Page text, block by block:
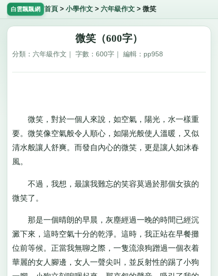
白雲飄飄網 首頁 > 小學作文> 六年級作文> 微笑
微笑（600字）
分類：六年級作文｜ 字數：600字｜ 編輯：pp958
微笑，對於一個人來說，如空氣，陽光，水一樣重
要。微笑像空氣般令人順心，如陽光般使人溫暖，又似
清水般讓人舒爽。而發自內心的微笑，更是讓人如沐春
風。
不過，我想，最讓我難忘的笑容莫過於那個女孩的
微笑了。
那是一個晴朗的早晨，灰塵經過一晚的時間已經沉
澱下來，這時空氣十分的乾淨。這時，我正站在早餐攤
位前等候。正當我無聊之際，一隻流浪狗蹭過一個衣着
華麗的女人腳邊，女人一聲尖叫，並反射性的踢了小狗